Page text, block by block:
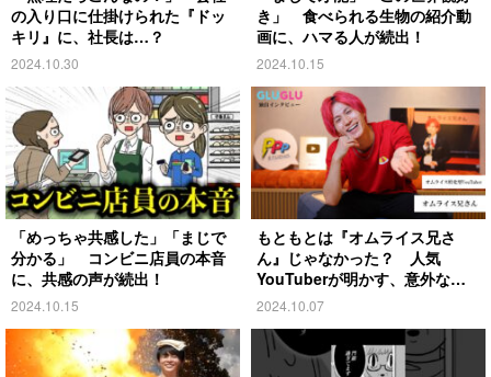
の入り口に仕掛けられた『ドッ
キリ』に、社長は…？
2024.10.30
き」 食べられる生物の紹介動
画に、ハマる人が続出！
2024.10.15
「めっちゃ共感した」「まじで
分かる」 コンビニ店員の本音
に、共感の声が続出！
2024.10.15
もともとは『オムライス兄さ
ん』じゃなかった？ 人気
YouTuberが明かす、意外な過
去とは
2024.10.07